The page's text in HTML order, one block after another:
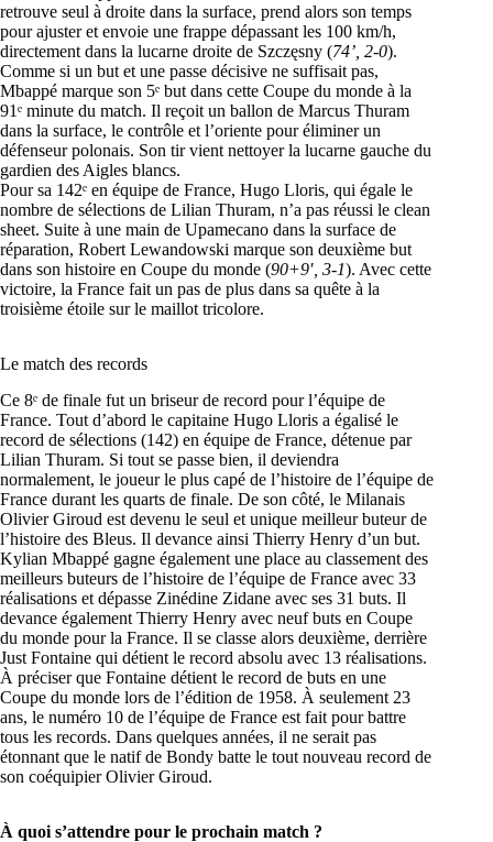
retrouve seul à droite dans la surface, prend alors son temps
pour ajuster et envoie une frappe dépassant les 100 km/h,
directement dans la lucarne droite de Szczęsny (74’, 2-0).
Comme si un but et une passe décisive ne suffisait pas,
Mbappé marque son 5ᵉ but dans cette Coupe du monde à la
91ᵉ minute du match. Il reçoit un ballon de Marcus Thuram
dans la surface, le contrôle et l’oriente pour éliminer un
défenseur polonais. Son tir vient nettoyer la lucarne gauche du
gardien des Aigles blancs.
Pour sa 142ᵉ en équipe de France, Hugo Lloris, qui égale le
nombre de sélections de Lilian Thuram, n’a pas réussi le clean
sheet. Suite à une main de Upamecano dans la surface de
réparation, Robert Lewandowski marque son deuxième but
dans son histoire en Coupe du monde (90+9′, 3-1). Avec cette
victoire, la France fait un pas de plus dans sa quête à la
troisième étoile sur le maillot tricolore.
Le match des records
Ce 8ᵉ de finale fut un briseur de record pour l’équipe de
France. Tout d’abord le capitaine Hugo Lloris a égalisé le
record de sélections (142) en équipe de France, détenue par
Lilian Thuram. Si tout se passe bien, il deviendra
normalement, le joueur le plus capé de l’histoire de l’équipe de
France durant les quarts de finale. De son côté, le Milanais
Olivier Giroud est devenu le seul et unique meilleur buteur de
l’histoire des Bleus. Il devance ainsi Thierry Henry d’un but.
Kylian Mbappé gagne également une place au classement des
meilleurs buteurs de l’histoire de l’équipe de France avec 33
réalisations et dépasse Zinédine Zidane avec ses 31 buts. Il
devance également Thierry Henry avec neuf buts en Coupe
du monde pour la France. Il se classe alors deuxième, derrière
Just Fontaine qui détient le record absolu avec 13 réalisations.
À préciser que Fontaine détient le record de buts en une
Coupe du monde lors de l’édition de 1958. À seulement 23
ans, le numéro 10 de l’équipe de France est fait pour battre
tous les records. Dans quelques années, il ne serait pas
étonnant que le natif de Bondy batte le tout nouveau record de
son coéquipier Olivier Giroud.
À quoi s’attendre pour le prochain match ?